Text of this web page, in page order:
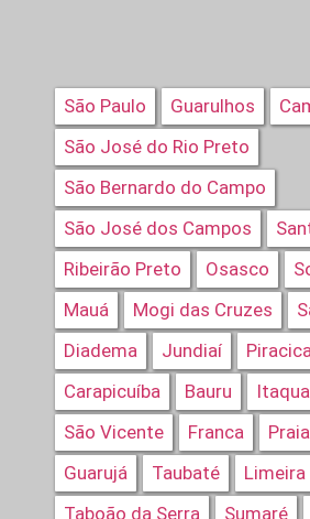
São Paulo Guarulhos
São José do Rio Preto
São Bernardo do Campo
São José dos Campos
Ribeirão Preto
Osasco
Mauá
Mogi das Cruzes
Diadema
Jundiaí
Carapicuíba
Bauru
São Vicente
Franca
Guarujá
Taubaté Limeira
Taboão da Serra
Sumaré